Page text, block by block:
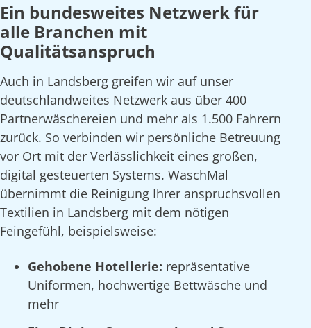
Ein bundesweites Netzwerk für
alle Branchen mit
Qualitätsanspruch
Auch in Landsberg greifen wir auf unser
deutschlandweites Netzwerk aus über 400
Partnerwäschereien und mehr als 1.500 Fahrern
zurück. So verbinden wir persönliche Betreuung
vor Ort mit der Verlässlichkeit eines großen,
digital gesteuerten Systems. WaschMal
übernimmt die Reinigung Ihrer anspruchsvollen
Textilien in Landsberg mit dem nötigen
Feingefühl, beispielsweise:
Gehobene Hotellerie: repräsentative
Uniformen, hochwertige Bettwäsche und
mehr